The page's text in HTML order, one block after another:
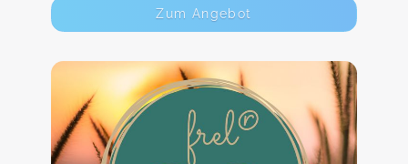
Zum Angebot